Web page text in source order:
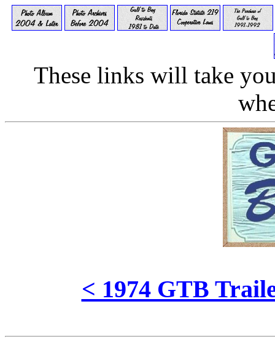
These links will take
< 1974 GTB